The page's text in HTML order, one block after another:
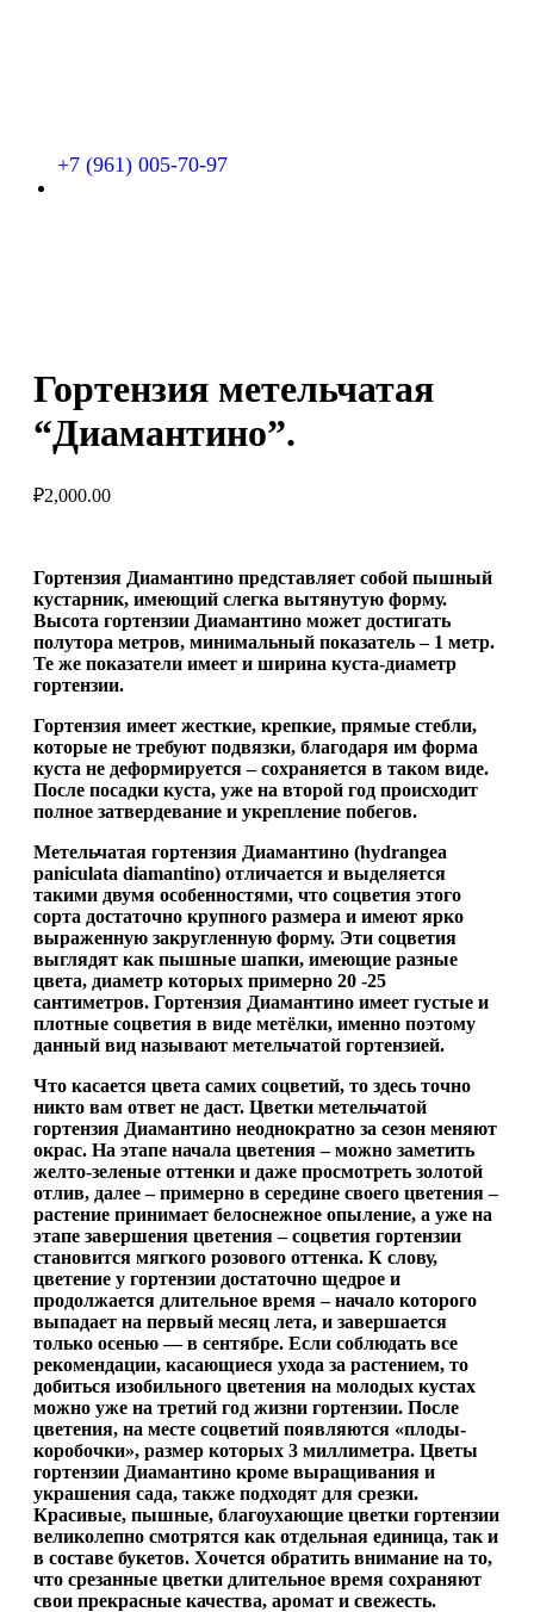
+7 (961) 005-70-97
Гортензия метельчатая
“Диамантино”.
₽2,000.00
Гортензия Диамантино представляет собой пышный
кустарник, имеющий слегка вытянутую форму.
Высота гортензии Диамантино может достигать
полутора метров, минимальный показатель – 1 метр.
Те же показатели имеет и ширина куста-диаметр
гортензии.
Гортензия имеет жесткие, крепкие, прямые стебли,
которые не требуют подвязки, благодаря им форма
куста не деформируется – сохраняется в таком виде.
После посадки куста, уже на второй год происходит
полное затвердевание и укрепление побегов.
Метельчатая гортензия Диамантино (hydrangea
paniculata diamantino) отличается и выделяется
такими двумя особенностями, что соцветия этого
сорта достаточно крупного размера и имеют ярко
выраженную закругленную форму. Эти соцветия
выглядят как пышные шапки, имеющие разные
цвета, диаметр которых примерно 20 -25
сантиметров. Гортензия Диамантино имеет густые и
плотные соцветия в виде метёлки, именно поэтому
данный вид называют метельчатой гортензией.
Что касается цвета самих соцветий, то здесь точно
никто вам ответ не даст. Цветки метельчатой
гортензия Диамантино неоднократно за сезон меняют
окрас. На этапе начала цветения – можно заметить
желто-зеленые оттенки и даже просмотреть золотой
отлив, далее – примерно в середине своего цветения –
растение принимает белоснежное опыление, а уже на
этапе завершения цветения – соцветия гортензии
становится мягкого розового оттенка. К слову,
цветение у гортензии достаточно щедрое и
продолжается длительное время – начало которого
выпадает на первый месяц лета, и завершается
только осенью — в сентябре. Если соблюдать все
рекомендации, касающиеся ухода за растением, то
добиться изобильного цветения на молодых кустах
можно уже на третий год жизни гортензии. После
цветения, на месте соцветий появляются «плоды-
коробочки», размер которых 3 миллиметра. Цветы
гортензии Диамантино кроме выращивания и
украшения сада, также подходят для срезки.
Красивые, пышные, благоухающие цветки гортензии
великолепно смотрятся как отдельная единица, так и
в составе букетов. Хочется обратить внимание на то,
что срезанные цветки длительное время сохраняют
свои прекрасные качества, аромат и свежесть.